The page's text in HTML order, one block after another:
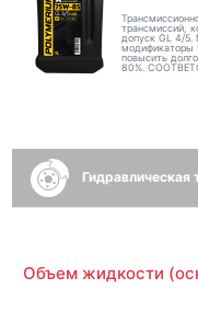
трансмиссий,
допуск GL 4/5.
модификаторы
повысить
80%.
Гидравлическая
Объем жидкости